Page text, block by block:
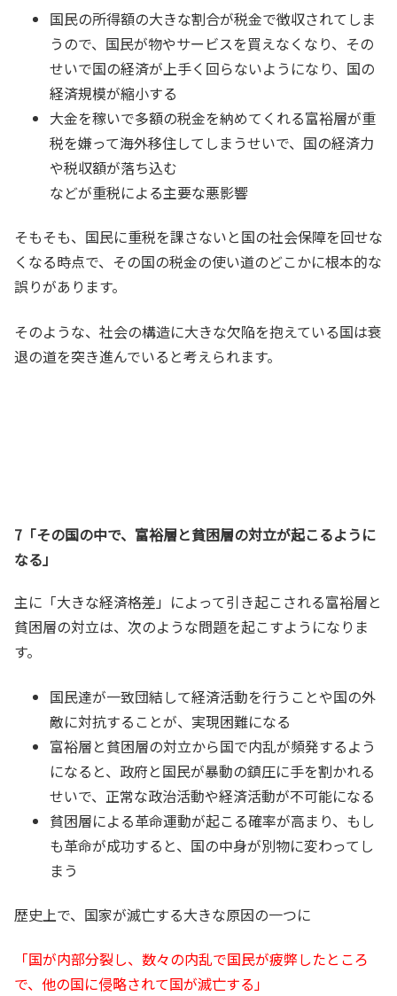
国民の所得額の大きな割合が税金で徴収されてしま
うので、 国民が物やサービスを買えなくなり、その
せいで国の経済が上手く回らないようになり、国の
経済規模が縮小する
大金を稼いで多額の税金を納めてくれる富裕層が重
税を嫌って海外移住してしまうせいで、国の経済力
や税収額が落ち込む
などが重税による主要な悪影響
そもそも、国民に重税を課さないと国の社会保障を回せな
くなる時点で、その国の税金の使い道のどこかに根本的な
誤りがあります。
そのような、 社会の構造に大きな欠陥を抱えている国は衰
退の道を突き進んでいると考えられます。
7「その国の中で、富裕層と貧困層の対立が起こるように
なる」
主に「大きな経済格差」によって引き起こされる富裕層と
貧困層の対立は、次のような問題を起こすようになりま
す。
国民達が一致団結して経済活動を行うことや国の外
敵に対抗することが、実現困難になる
富裕層と貧困層の対立から国で内乱が頻発するよう
になると、政府と国民が暴動の鎮圧に手を割かれる
せいで、正常な政治活動や経済活動が不可能になる
貧困層による革命運動が起こる確率が高まり、もし
も革命が成功すると、国の中身が別物に変わってし
まう
歴史上で、国家が滅亡する大きな原因の一つに
「国が内部分裂し、数々の内乱で国民が疲弊したところ
で、他の国に侵略されて国が滅亡する」